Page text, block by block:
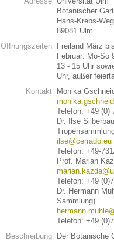
Botanischer
Hans-Krebs-Weg
89081 Ulm
Öffnungszeiten
Freiland März
Februar: Mo-So
13 - 15 Uhr
Uhr, außer
Kontakt
Monika
Telefon: +49 (0)
Dr. Ilse
ilse@cerrado.eu
Telefon: +49-
Prof. Marian
Telefon: +49
Dr. Hermann
Sammlung)
Telefon: +49
Beschreibung
Der Botanische